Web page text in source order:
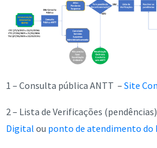
1 – Consulta pública ANTT – Site
2 – Lista de Verificações
Digital ou ponto de atendimento do